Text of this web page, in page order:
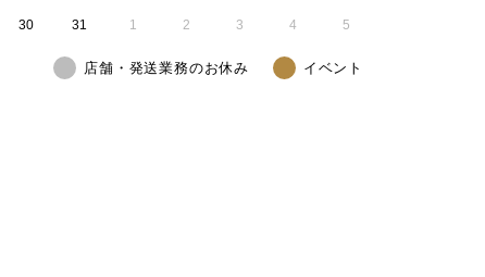
30 31 1 2 3 4 5
店舗・発送業務のお休み イベント